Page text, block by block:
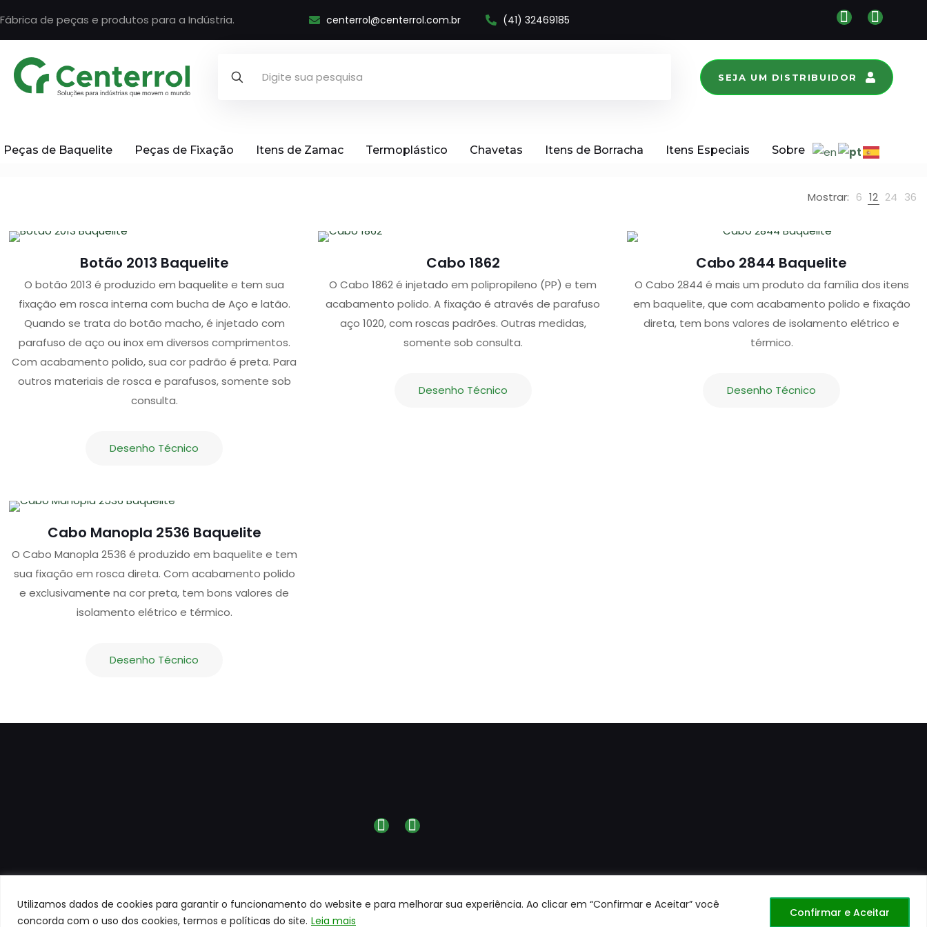
Utilizamos dados de cookies para garantir o funcionamento do website e para melhorar sua experiência. Ao clicar em “Confirmar e Aceitar” você
concorda com o uso dos cookies, termos e políticas do site. Leia mais
Confirmar e Aceitar
Fábrica de peças e produtos para a Indústria. centerrol@centerrol.com.br (41) 32469185
SEJA UM DISTRIBUIDOR
Peças de Baquelite Peças de Fixação Itens de Zamac Termoplástico Chavetas Itens de Borracha Itens Especiais Sobre
Mostrar: 6 12 24 36
Botão 2013 Baquelite
O botão 2013 é produzido em baquelite e tem sua
fixação em rosca interna com bucha de Aço e latão.
Quando se trata do botão macho, é injetado com
parafuso de aço ou inox em diversos comprimentos.
Com acabamento polido, sua cor padrão é preta. Para
outros materiais de rosca e parafusos, somente sob
consulta.
Desenho Técnico
Cabo 1862
O Cabo 1862 é injetado em polipropileno (PP) e tem
acabamento polido. A fixação é através de parafuso
aço 1020, com roscas padrões. Outras medidas,
somente sob consulta.
Desenho Técnico
Cabo 2844 Baquelite
O Cabo 2844 é mais um produto da família dos itens
em baquelite, que com acabamento polido e fixação
direta, tem bons valores de isolamento elétrico e
térmico.
Desenho Técnico
Cabo Manopla 2536 Baquelite
O Cabo Manopla 2536 é produzido em baquelite e tem
sua fixação em rosca direta. Com acabamento polido
e exclusivamente na cor preta, tem bons valores de
isolamento elétrico e térmico.
Desenho Técnico
Todos os direitos reservados a